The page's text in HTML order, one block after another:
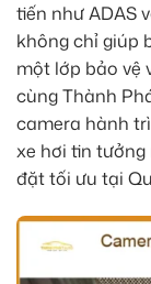
tiến như ADAS
không chỉ giúp
một lớp bảo vệ
cùng Thành
camera hành
xe hơi tin tưởng
đặt tối ưu tại